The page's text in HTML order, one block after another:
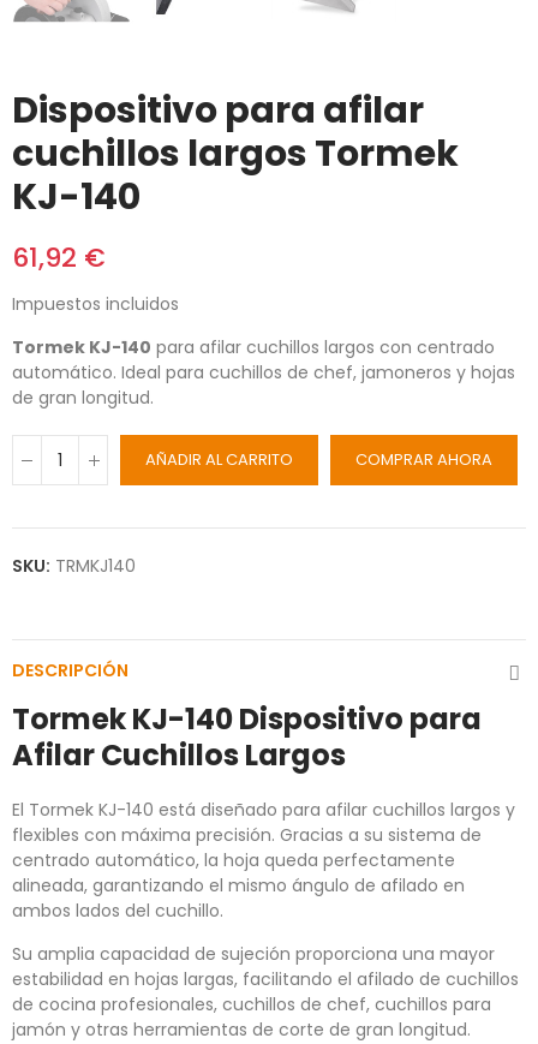
Dispositivo para afilar
cuchillos largos Tormek
KJ-140
61,92 €
Impuestos incluidos
Tormek KJ-140 para afilar cuchillos largos con centrado
automático. Ideal para cuchillos de chef, jamoneros y hojas
de gran longitud.
AÑADIR AL CARRITO COMPRAR AHORA
SKU: TRMKJ140
DESCRIPCIÓN
Tormek KJ-140 Dispositivo para
Afilar Cuchillos Largos
El Tormek KJ-140 está diseñado para afilar cuchillos largos y
flexibles con máxima precisión. Gracias a su sistema de
centrado automático, la hoja queda perfectamente
alineada, garantizando el mismo ángulo de afilado en
ambos lados del cuchillo.
Su amplia capacidad de sujeción proporciona una mayor
estabilidad en hojas largas, facilitando el afilado de cuchillos
de cocina profesionales, cuchillos de chef, cuchillos para
jamón y otras herramientas de corte de gran longitud.